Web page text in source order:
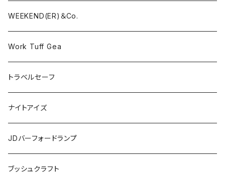
WEEKEND(ER)＆Co.
Work Tuff Gea
トラベルセーフ
ナイトアイズ
JDバーフォードランプ
ブッシュクラフト